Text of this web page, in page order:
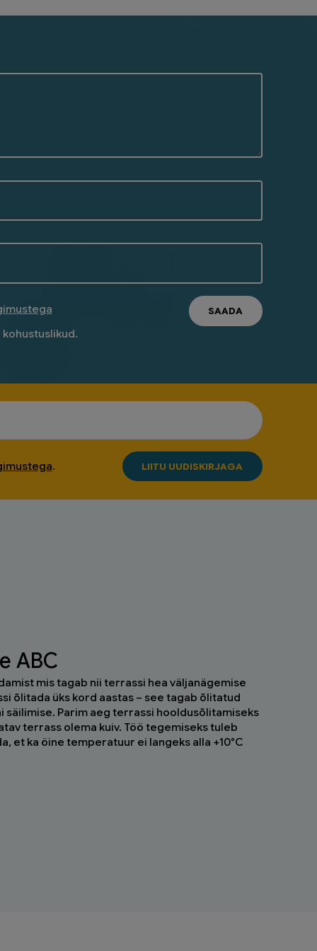
.
ABC
mis tagab nii terrassi hea väljanägemise
õlitada üks kord aastas – see tagab õlitatud
säilimise. Parim aeg terrassi hooldusõlitamiseks
terrass olema kuiv. Töö tegemiseks tuleb
et ka öine temperatuur ei langeks alla +10°C